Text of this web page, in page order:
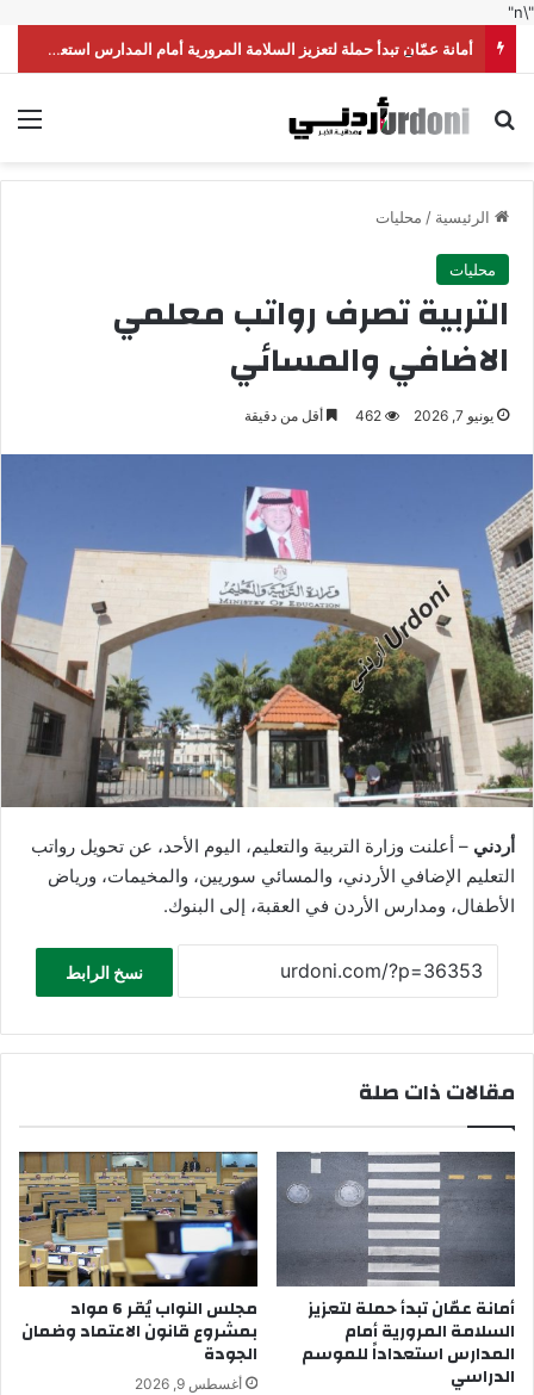
"\n"
أمانة عمّان تبدأ حملة لتعزيز السلامة المرورية أمام المدارس استعداداً للموسم الدراسي
بحث عن
الرئيسية / محليات
محليات
التربية تصرف رواتب معلمي
الاضافي والمسائي
يونيو 7, 2026 462 أقل من دقيقة
أردني – أعلنت وزارة التربية والتعليم، اليوم الأحد، عن تحويل رواتب
التعليم الإضافي الأردني، والمسائي سوريين، والمخيمات، ورياض
الأطفال، ومدارس الأردن في العقبة، إلى البنوك.
نسخ الرابط
مقالات ذات صلة
أمانة عمّان تبدأ حملة لتعزيز
السلامة المرورية أمام
المدارس استعداداً للموسم
الدراسي
مجلس النواب يُقر 6 مواد
بمشروع قانون الاعتماد وضمان
الجودة
أغسطس 9, 2026